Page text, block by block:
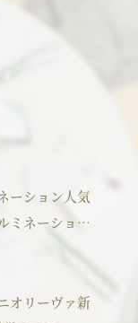
ちら
ーション人気
ミネーション
ございまし
オリーヴァ新